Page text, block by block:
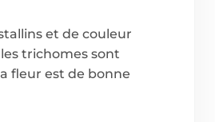
et de couleur
trichomes sont
fleur est de bonne